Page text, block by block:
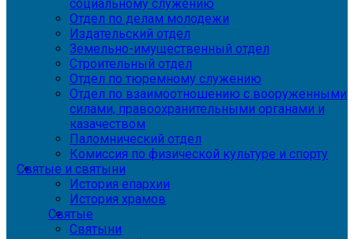
социальному служению
Отдел по делам молодежи
Издательский отдел
Земельно-имущественный отдел
Строительный отдел
Отдел по тюремному служению
Отдел по взаимоотношению с вооруженными
силами, правоохранительными органами и
казачеством
Паломнический отдел
Комиссия по физической культуре и спорту
Святые и святыни
История епархии
История храмов
Святые
Святыни